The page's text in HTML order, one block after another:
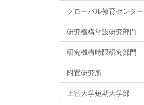
グローバル教育センター
研究機構常設研究部門
研究機構時限研究部門
附置研究所
上智大学短期大学部